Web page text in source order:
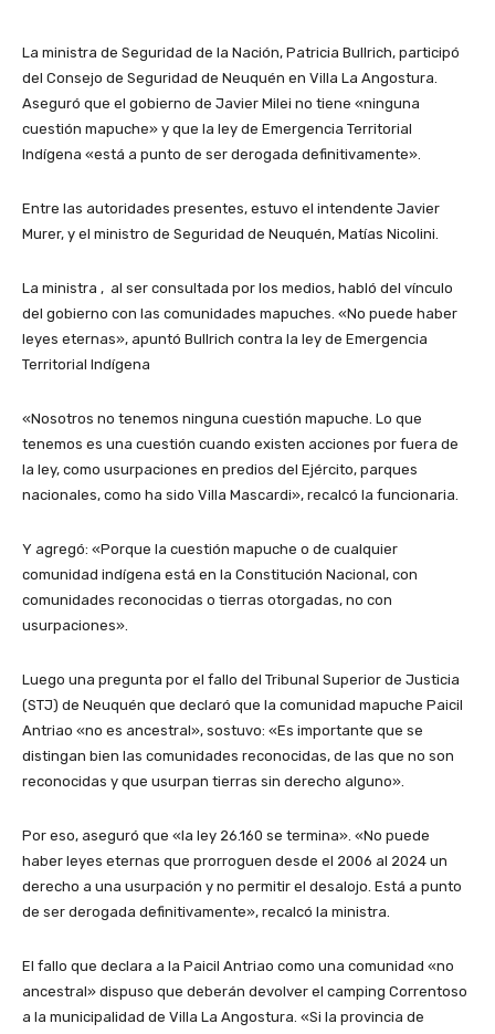
La ministra de Seguridad de la Nación, Patricia Bullrich, participó
del Consejo de Seguridad de Neuquén en Villa La Angostura.
Aseguró que el gobierno de Javier Milei no tiene «ninguna
cuestión mapuche» y que la ley de Emergencia Territorial
Indígena «está a punto de ser derogada definitivamente».
Entre las autoridades presentes, estuvo el intendente Javier
Murer, y el ministro de Seguridad de Neuquén, Matías Nicolini.
La ministra , al ser consultada por los medios, habló del vínculo
del gobierno con las comunidades mapuches. «No puede haber
leyes eternas», apuntó Bullrich contra la ley de Emergencia
Territorial Indígena
«Nosotros no tenemos ninguna cuestión mapuche. Lo que
tenemos es una cuestión cuando existen acciones por fuera de
la ley, como usurpaciones en predios del Ejército, parques
nacionales, como ha sido Villa Mascardi», recalcó la funcionaria.
Y agregó: «Porque la cuestión mapuche o de cualquier
comunidad indígena está en la Constitución Nacional, con
comunidades reconocidas o tierras otorgadas, no con
usurpaciones».
Luego una pregunta por el fallo del Tribunal Superior de Justicia
(STJ) de Neuquén que declaró que la comunidad mapuche Paicil
Antriao «no es ancestral», sostuvo: «Es importante que se
distingan bien las comunidades reconocidas, de las que no son
reconocidas y que usurpan tierras sin derecho alguno».
Por eso, aseguró que «la ley 26.160 se termina». «No puede
haber leyes eternas que prorroguen desde el 2006 al 2024 un
derecho a una usurpación y no permitir el desalojo. Está a punto
de ser derogada definitivamente», recalcó la ministra.
El fallo que declara a la Paicil Antriao como una comunidad «no
ancestral» dispuso que deberán devolver el camping Correntoso
a la municipalidad de Villa La Angostura. «Si la provincia de